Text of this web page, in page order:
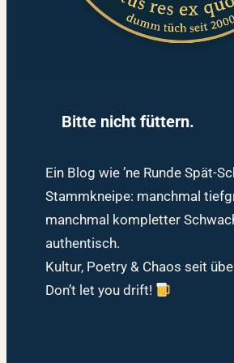
Bitte nicht füttern.
Ein Blog wie ’ne Runde Spät-
Stammkneipe: manchmal
manchmal kompletter
authentisch.
Kultur, Poetry & Chaos seit
Don’t let you drift!